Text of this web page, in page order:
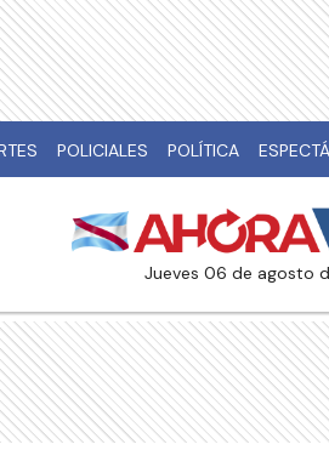
POLICIALES POLÍTICA
jueves 06 de agosto